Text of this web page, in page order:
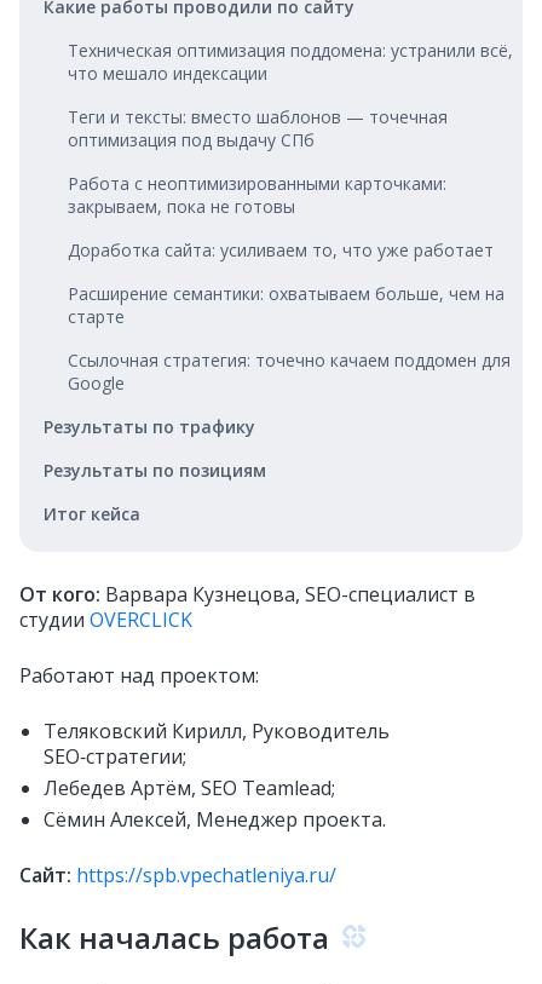
Какие работы проводили по сайту
Техническая оптимизация поддомена: устранили всё,
что мешало индексации
Теги и тексты: вместо шаблонов — точечная
оптимизация под выдачу СПб
Работа с неоптимизированными карточками:
закрываем, пока не готовы
Доработка сайта: усиливаем то, что уже работает
Расширение семантики: охватываем больше, чем на
старте
Ссылочная стратегия: точечно качаем поддомен для
Google
Результаты по трафику
Результаты по позициям
Итог кейса
От кого: Варвара Кузнецова, SEO-специалист в
студии OVERCLICK
Работают над проектом:
Теляковский Кирилл, Руководитель
SEO‑стратегии;
Лебедев Артём, SEO Teamlead;
Сёмин Алексей, Менеджер проекта.
Сайт: https://spb.vpechatleniya.ru/
Как началась работа